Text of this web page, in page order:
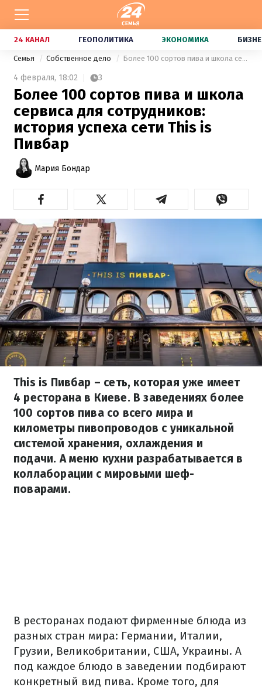
24 КАНАЛ ГЕОПОЛИТИКА ЭКОНОМИКА
Семья Собственное дело Более 100 сортов пива и школа сервиса для сотрудников: история успеха сети This is Пивбар
4 февраля, 18:02 3
Более 100 сортов пива и школа
сервиса для сотрудников:
история успеха сети This is
Пивбар
Мария Бондар
This is Пивбар – сеть, которая уже имеет
4 ресторана в Киеве. В заведениях более
100 сортов пива со всего мира и
километры пивопроводов с уникальной
системой хранения, охлаждения и
подачи. А меню кухни разрабатывается в
коллаборации с мировыми шеф-
поварами.
В ресторанах подают фирменные блюда из
разных стран мира: Германии, Италии,
Грузии, Великобритании, США, Украины. А
под каждое блюдо в заведении подбирают
конкретный вид пива. Кроме того, для